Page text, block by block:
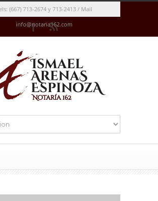
(667) 713-2674 y 713-2413 / Mail
info@notaria162.com